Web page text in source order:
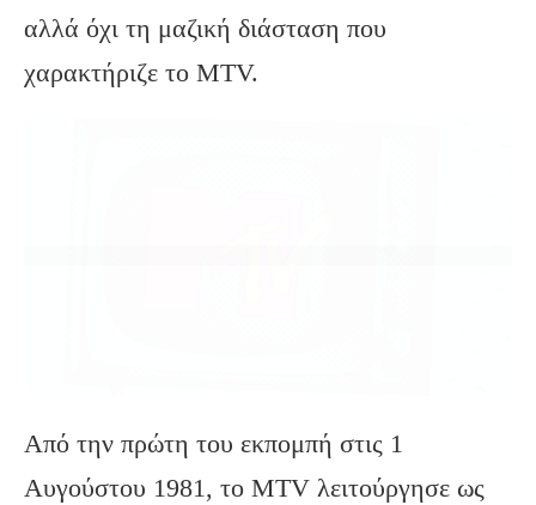
αλλά όχι τη μαζική διάσταση που
χαρακτήριζε το MTV.
Από την πρώτη του εκπομπή στις 1
Αυγούστου 1981, το MTV λειτούργησε ως